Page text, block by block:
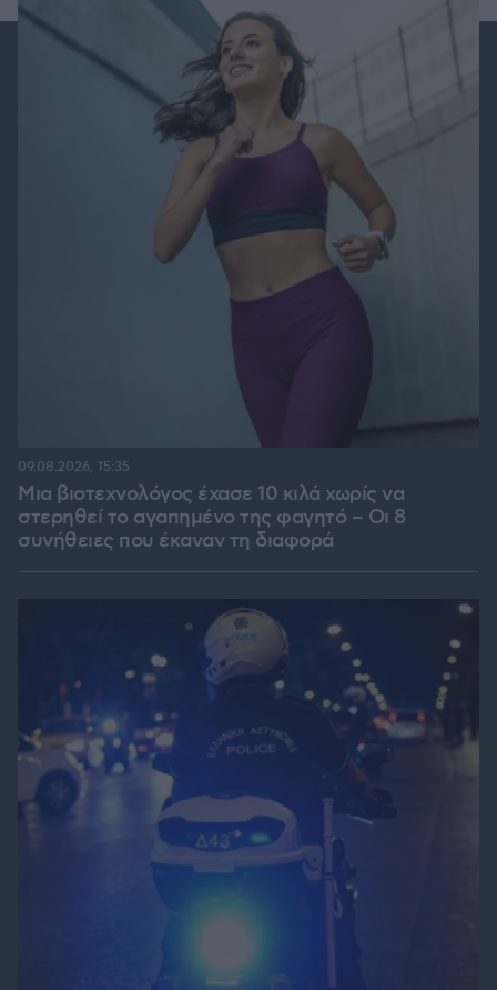
Μια βιοτεχνολόγος έχασε 10 κιλά χωρίς να
στερηθεί το αγαπημένο της φαγητό – Οι 8
συνήθειες που έκαναν τη διαφορά
09.08.2026, 15:35